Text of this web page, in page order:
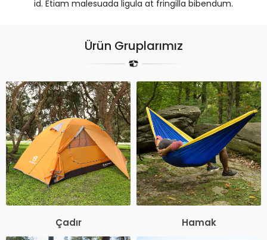
id. Etiam malesuada ligula at fringilla bibendum.
Ürün Gruplarımız
Çadır Hamak